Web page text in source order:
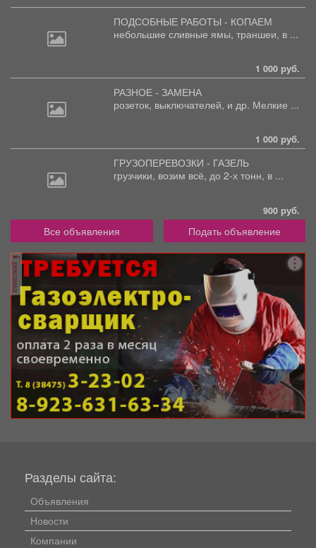
ПОДСОБНЫЕ РАБОТЫ - КОПАЕМ
небольшие сливные ямы, траншеи, в ...
1 000 руб.
РАЗНОЕ - ЗАМЕНА
розеток, выключателей, и др. Мелкие ...
1 000 руб.
ГРУЗОПЕРЕВОЗКИ - ГАЗЕЛЬ
грузчики, возим всё, до 2-х тонн, в ...
900 руб.
Все объявления Подать объявление
реклама
Разделы сайта:
Объявления
Новости
Компании